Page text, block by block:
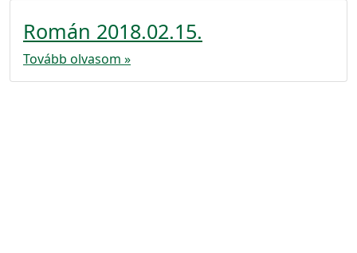
Román 2018.02.15.
Tovább olvasom »